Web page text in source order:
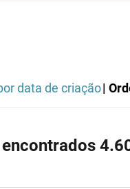
data de criação|